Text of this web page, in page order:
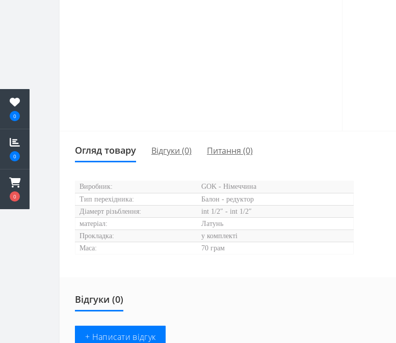
0
0
0
Огляд товару Відгуки (0) Питання (0)
Виробник:
GOK - Німеччина
Тип перехідника:
Балон - редуктор
Діамерт різьблення:
int 1/2″ - int 1/2″
матеріал:
Латунь
Прокладка:
у комплекті
Маса:
70 грам
Відгуки (0)
+ Написати відгук